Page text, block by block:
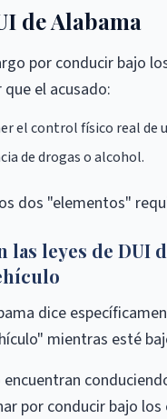
de Alabama
por conducir bajo
el acusado:
el control físico real de
de drogas o alcohol.
dos "elementos"
las leyes de
dice
mientras esté
por conducir bajo